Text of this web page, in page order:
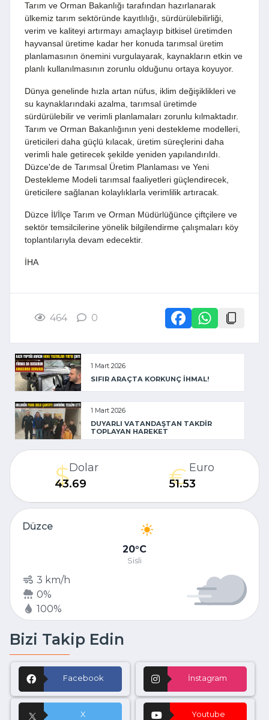
Tarım ve Orman Bakanlığı tarafından hazırlanarak
ülkemiz tarım sektöründe kayıtlılığı, sürdürülebilirliği,
verim ve kaliteyi artırmayı amaçlayıp bitkisel üretimden
hayvansal üretime kadar her konuda tarımsal üretim
planlamasının önemini vurgulayarak, kaynakların etkin ve
planlı kullanılmasının zorunlu olduğunu ortaya koyuyor.
Dünya genelinde hızla artan nüfus, iklim değişiklikleri ve
su kaynaklarındaki azalma, tarımsal üretimde
sürdürülebilir ve verimli planlamaları zorunlu kılmaktadır.
Tarım ve Orman Bakanlığının yeni destekleme modelleri,
üreticileri daha güçlü kılacak, üretim süreçlerini daha
verimli hale getirecek şekilde yeniden yapılandırıldı.
Düzce'de de Tarımsal Üretim Planlaması ve Yeni
Destekleme Modeli tarımsal faaliyetleri güçlendirecek,
üreticilere sağlanan kolaylıklarla verimlilik artıracak.
Düzce İl/İlçe Tarım ve Orman Müdürlüğünce çiftçilere ve
sektör temsilcilerine yönelik bilgilendirme çalışmaları köy
toplantılarıyla devam edecektir.
İHA
464 0
1 Mart 2026
SIFIR ARAÇTA KORKUNÇ İHMAL!
1 Mart 2026
DUYARLI VATANDAŞTAN TAKDİR
TOPLAYAN HAREKET
Dolar
43.69
Euro
51.53
Düzce
20 C
Sisli
3 km/h
0%
100%
Bizi Takip Edin
Facebook İnstagram
X Youtube